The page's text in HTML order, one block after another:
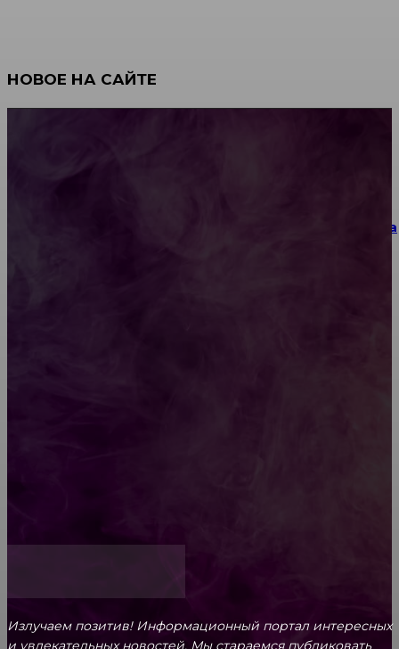
НОВОЕ НА САЙТЕ
Как выбрать место для проведения корпоратива
Излучаем позитив! Информационный портал интересных
и увлекательных новоcтей. Мы стараемся публиковать